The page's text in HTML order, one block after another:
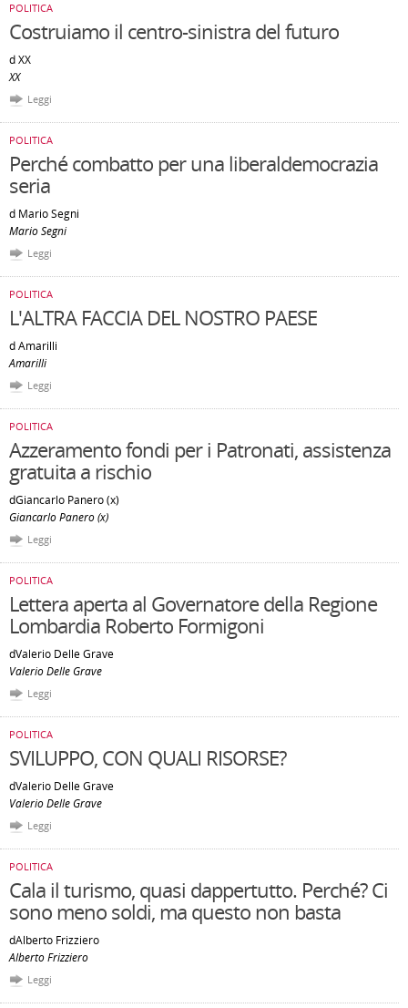
POLITICA
Costruiamo il centro-sinistra del futuro
d XX
XX
Leggi
POLITICA
Perché combatto per una liberaldemocrazia
seria
d Mario Segni
Mario Segni
Leggi
POLITICA
L'ALTRA FACCIA DEL NOSTRO PAESE
d Amarilli
Amarilli
Leggi
POLITICA
Azzeramento fondi per i Patronati, assistenza
gratuita a rischio
dGiancarlo Panero (x)
Giancarlo Panero (x)
Leggi
POLITICA
Lettera aperta al Governatore della Regione
Lombardia Roberto Formigoni
dValerio Delle Grave
Valerio Delle Grave
Leggi
POLITICA
SVILUPPO, CON QUALI RISORSE?
dValerio Delle Grave
Valerio Delle Grave
Leggi
POLITICA
Cala il turismo, quasi dappertutto. Perché? Ci
sono meno soldi, ma questo non basta
dAlberto Frizziero
Alberto Frizziero
Leggi